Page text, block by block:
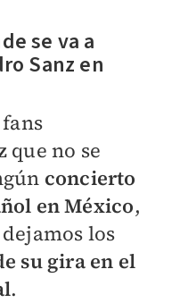
se va a
Sanz en
que no se
concierto
en México,
los
su gira en el
.